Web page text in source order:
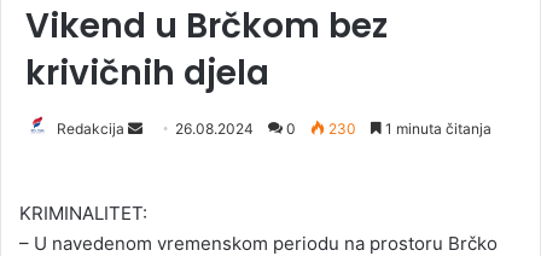
Vikend u Brčkom bez
krivičnih djela
Redakcija
d
a
26.08.2024 0 230 1 minuta čitanja
KRIMINALITET:
– U navedenom vremenskom periodu na prostoru Brčko